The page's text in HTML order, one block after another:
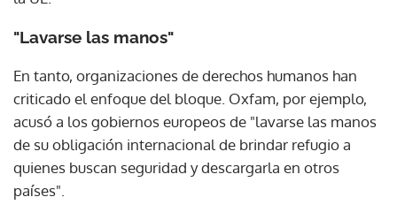
"Lavarse las manos"
En tanto, organizaciones de derechos humanos han
criticado el enfoque del bloque. Oxfam, por ejemplo,
acusó a los gobiernos europeos de "lavarse las manos
de su obligación internacional de brindar refugio a
quienes buscan seguridad y descargarla en otros
países".